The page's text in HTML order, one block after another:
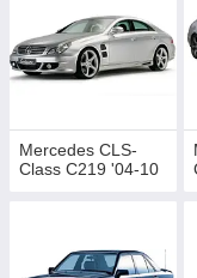
Mercedes E-
02 https://
w210
09 https://
w211
Mercedes E-
Mercedes CLS-
Class С219 '04-10